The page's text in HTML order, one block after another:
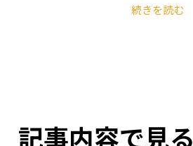
続きを読む
記事内容で見る